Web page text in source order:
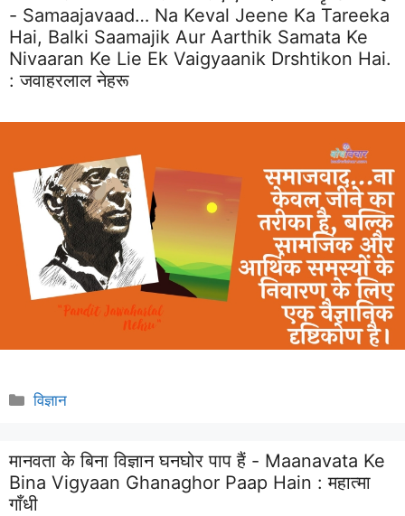
- Samaajavaad… Na Keval Jeene Ka Tareeka
Hai, Balki Saamajik Aur Aarthik Samata Ke
Nivaaran Ke Lie Ek Vaigyaanik Drshtikon Hai.
:जवाहरलाल नेहरू
Categories
विज्ञान
मानवता के बिना विज्ञान घनघोर पाप हैं - Maanavata Ke
Bina Vigyaan Ghanaghor Paap Hain :महात्मा
गाँधी